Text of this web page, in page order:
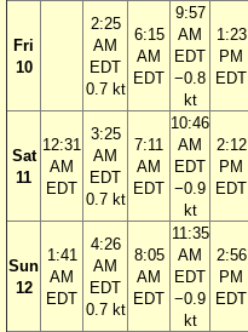
Fri
10
2:25
AM
EDT
0.7 kt
6:15
AM
EDT
9:57
AM
EDT
−0.8
kt
1:23
PM
EDT
Sat
11
12:31
AM
EDT
3:25
AM
EDT
0.7 kt
7:11
AM
EDT
10:46
AM
EDT
−0.9
kt
2:12
PM
EDT
Sun
12
1:41
AM
EDT
4:26
AM
EDT
0.7 kt
8:05
AM
EDT
11:35
AM
EDT
−0.9
kt
2:56
PM
EDT